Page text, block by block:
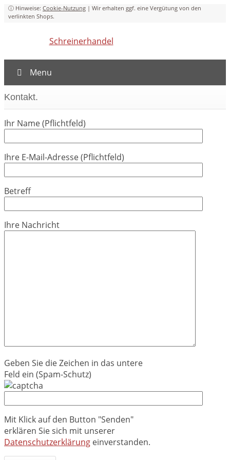
Cookie-Nutzung
Schreinerhandel
Menu
Kontakt.
Ihr Name (Pflichtfeld)
Ihre E-Mail-Adresse (Pflichtfeld)
Betreff
Ihre Nachricht
Geben Sie die Zeichen in das untere
Feld ein (Spam-Schutz)
Mit Klick auf den Button "Senden"
erklären Sie sich mit unserer
Datenschutzerklärung einverstanden.